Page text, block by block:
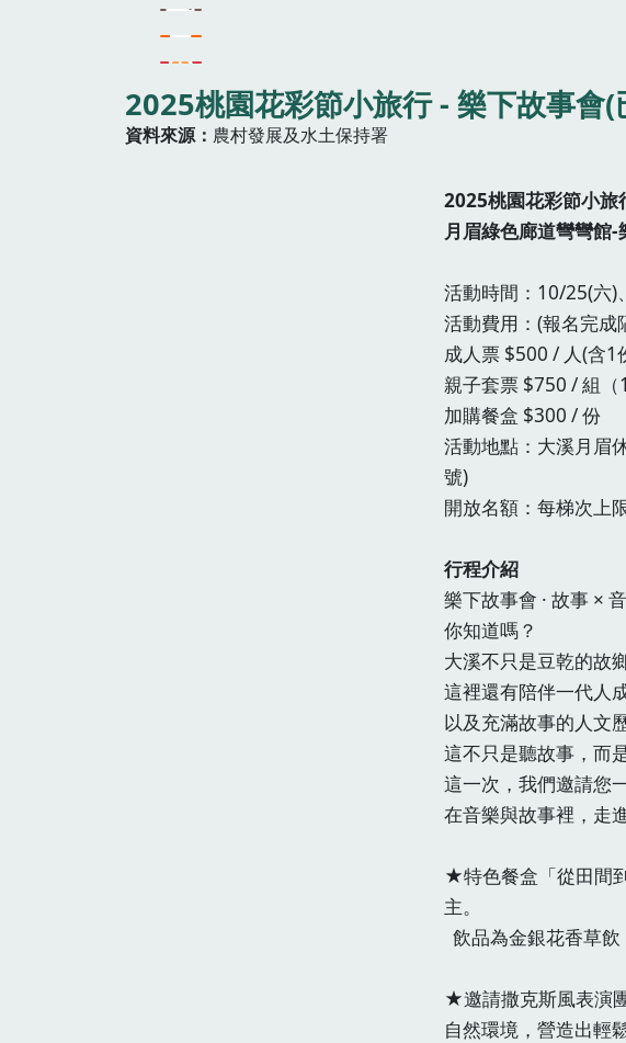
2025桃園花彩節小旅行 - 樂下故事會(
資料來源 農村發展及水土保持署
2025桃園花彩節小旅
月眉綠色廊道彎彎館-
活動時間：10/25(六
活動費用：(報名完成
成人票 $500 / 人(含1
親子套票 $750 / 組（
加購餐盒 $300 / 份
活動地點：大溪月眉
號)
開放名額：每梯次上
行程介紹
樂下故事會 · 故事 ×
你知道嗎？
大溪不只是豆乾的故
這裡還有陪伴一代人
以及充滿故事的人文
這不只是聽故事，而
這一次，我們邀請
在音樂與故事裡，走
★特色餐盒「從田間
主。
飲品為金銀花香草飲
★邀請撒克斯風表演
自然環境，營造出輕